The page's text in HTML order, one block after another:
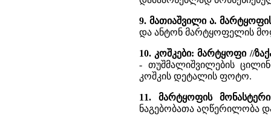
9. მათიაშვილი ა.
და ანტონ მარტყოფელის
10. კოშკები: მარტყოფი //
- თუშმალიშვილების
კოშკის დეტალის ფოტო.
11. მარტყოფის მონასტერი
ნაგებობათა აღწერილობა